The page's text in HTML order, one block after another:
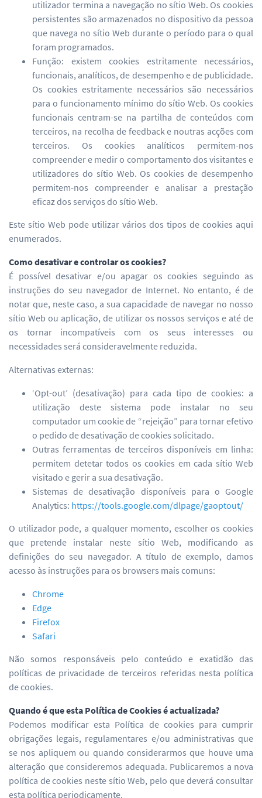
utilizador termina a navegação no sítio Web. Os cookies
persistentes são armazenados no dispositivo da pessoa
que navega no sítio Web durante o período para o qual
foram programados.
Função: existem cookies estritamente necessários,
funcionais, analíticos, de desempenho e de publicidade.
Os cookies estritamente necessários são necessários
para o funcionamento mínimo do sítio Web. Os cookies
funcionais centram-se na partilha de conteúdos com
terceiros, na recolha de feedback e noutras acções com
terceiros. Os cookies analíticos permitem-nos
compreender e medir o comportamento dos visitantes e
utilizadores do sítio Web. Os cookies de desempenho
permitem-nos compreender e analisar a prestação
eficaz dos serviços do sítio Web.
Este sítio Web pode utilizar vários dos tipos de cookies aqui
enumerados.
Como desativar e controlar os cookies?
É possível desativar e/ou apagar os cookies seguindo as
instruções do seu navegador de Internet. No entanto, é de
notar que, neste caso, a sua capacidade de navegar no nosso
sítio Web ou aplicação, de utilizar os nossos serviços e até de
os tornar incompatíveis com os seus interesses ou
necessidades será consideravelmente reduzida.
Alternativas externas:
‘Opt-out’ (desativação) para cada tipo de cookies: a
utilização deste sistema pode instalar no seu
computador um cookie de “rejeição” para tornar efetivo
o pedido de desativação de cookies solicitado.
Outras ferramentas de terceiros disponíveis em linha:
permitem detetar todos os cookies em cada sítio Web
visitado e gerir a sua desativação.
Sistemas de desativação disponíveis para o Google
Analytics: https://tools.google.com/dlpage/gaoptout/
O utilizador pode, a qualquer momento, escolher os cookies
que pretende instalar neste sítio Web, modificando as
definições do seu navegador. A título de exemplo, damos
acesso às instruções para os browsers mais comuns:
Chrome
Edge
Firefox
Safari
Não somos responsáveis pelo conteúdo e exatidão das
políticas de privacidade de terceiros referidas nesta política
de cookies.
Quando é que esta Política de Cookies é actualizada?
Podemos modificar esta Política de cookies para cumprir
obrigações legais, regulamentares e/ou administrativas que
se nos apliquem ou quando considerarmos que houve uma
alteração que consideremos adequada. Publicaremos a nova
política de cookies neste sítio Web, pelo que deverá consultar
esta política periodicamente.